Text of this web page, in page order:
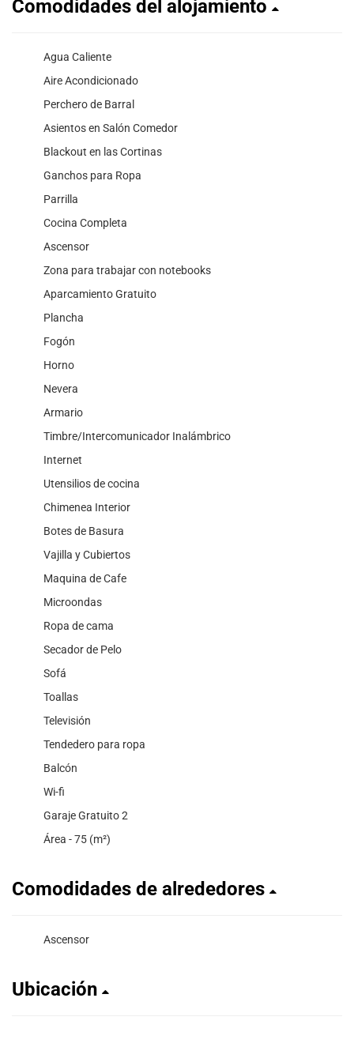
Comodidades del alojamiento
Agua Caliente
Aire Acondicionado
Perchero de Barral
Asientos en Salón Comedor
Blackout en las Cortinas
Ganchos para Ropa
Parrilla
Cocina Completa
Ascensor
Zona para trabajar con notebooks
Aparcamiento Gratuito
Plancha
Fogón
Horno
Nevera
Armario
Timbre/Intercomunicador Inalámbrico
Internet
Utensilios de cocina
Chimenea Interior
Botes de Basura
Vajilla y Cubiertos
Maquina de Cafe
Microondas
Ropa de cama
Secador de Pelo
Sofá
Toallas
Televisión
Tendedero para ropa
Balcón
Wi-fi
Garaje Gratuito 2
Área - 75 (m²)
Comodidades de alrededores
Ascensor
Ubicación